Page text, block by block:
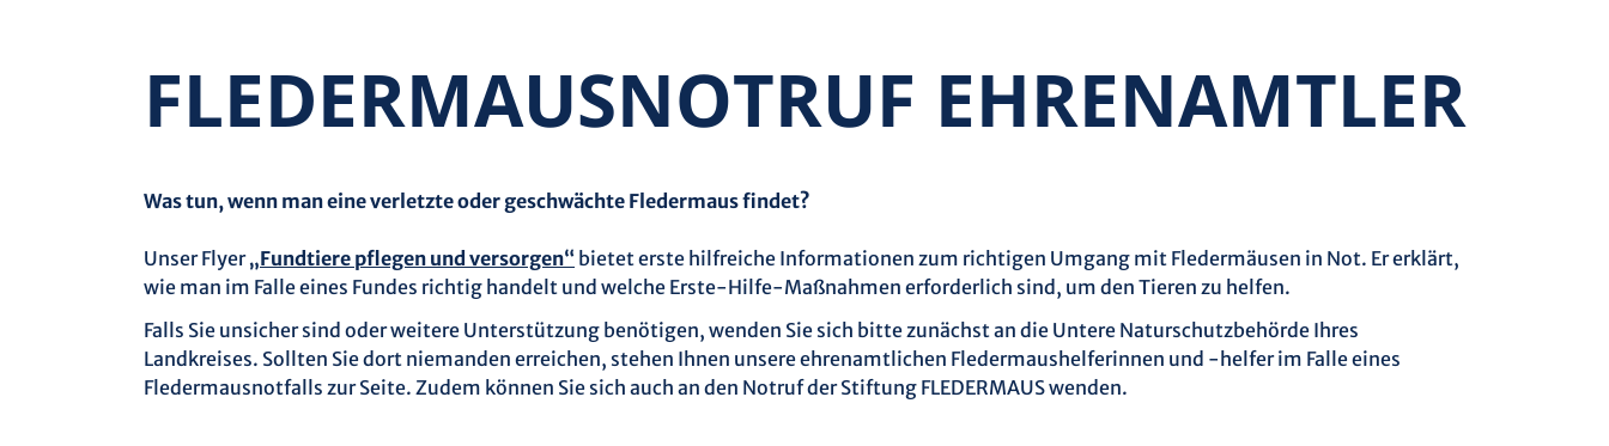
FLEDER­MAUS­NOTRUF EHRENAMTLER
Was tun, wenn man eine verletzte oder geschwächte Fledermaus findet?
Unser Flyer„Fundtiere pflegen und versorgen“ bietet erste hilfreiche Informationen zum richtigen Umgang mit Fledermäusen in Not. Er erklärt,
wie man im Falle eines Fundes richtig handelt und welche Erste-Hilfe-Maßnahmen erforderlich sind, um den Tieren zu helfen.
Falls Sie unsicher sind oder weitere Unterstützung benötigen, wenden Sie sich bitte zunächst an die Untere Naturschutzbehörde Ihres
Landkreises. Sollten Sie dort niemanden erreichen, stehen Ihnen unsere ehrenamtlichen Fledermaushelferinnen und -helfer im Falle eines
Fledermausnotfalls zur Seite. Zudem können Sie sich auch an den Notruf der Stiftung FLEDERMAUS wenden.